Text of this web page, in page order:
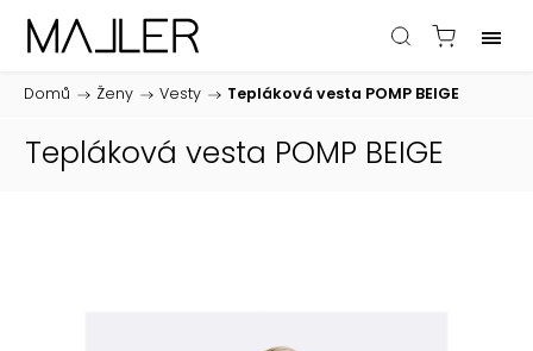
Domů / Ženy / Vesty / Tepláková vesta POMP BEIGE
Tepláková vesta POMP BEIGE